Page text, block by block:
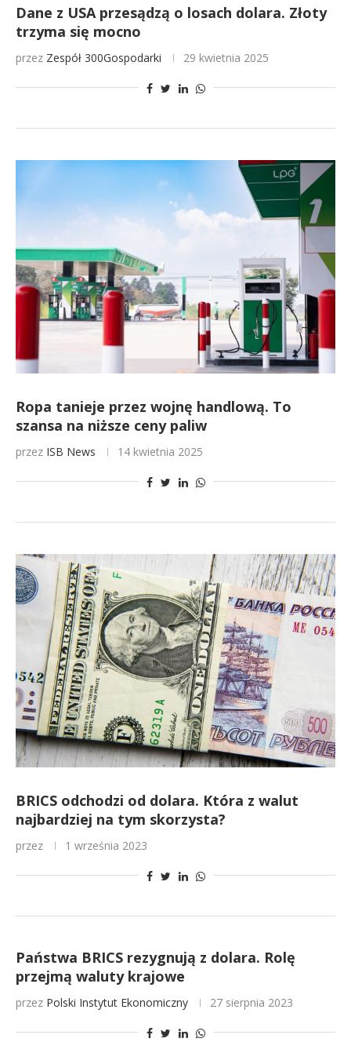
Dane z USA przesądzą o losach dolara. Złoty
trzyma się mocno
przez Zespół 300Gospodarki 29 kwietnia 2025
Ropa tanieje przez wojnę handlową. To
szansa na niższe ceny paliw
przez ISB News 14 kwietnia 2025
BRICS odchodzi od dolara. Która z walut
najbardziej na tym skorzysta?
przez 1 września 2023
Państwa BRICS rezygnują z dolara. Rolę
przejmą waluty krajowe
przez Polski Instytut Ekonomiczny 27 sierpnia 2023